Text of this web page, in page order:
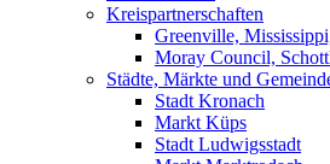
Kreispartnerschaften
Greenville,
Moray Council,
Städte, Märkte und
Stadt Kronach
Markt Küps
Stadt Ludwigsstadt